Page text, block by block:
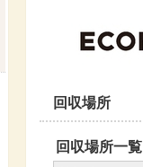
回収場所
回収場所一覧